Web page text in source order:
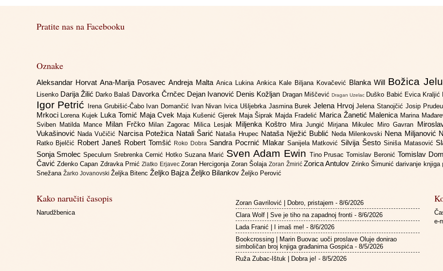
Pratite nas na Facebooku
Oznake
Aleksandar Horvat Ana-Marija Posavec Andreja Malta Anica Lukina Ankica Kale Biljana Kovačević Blanka Will Božica
Lisenko Darija Žilić Darko Balaš Davorka Črnčec Dejan Ivanović Denis Kožljan Dragan MiščevićDragan Uzelac Duško Babić Evica Kraljić
Igor Petrić Irena Grubišić-Čabo Ivan Domančić Ivan Nivan Ivica Ušljebrka Jasmina BurekJelena HrvojJelena Stanojčić Josip
Mrkoci Lorena Kujek Luka Tomić Maja Cvek Maja Kušenić Gjerek Maja Šiprak Majda Fradelić Marica Žanetić Malenica Marina
Sviben Matilda Mance Milan Frčko Milan Zagorac Milica Lesjak Miljenka Koštro Mira Jungić Mirjana Mikulec Miro Gavran
Vukašinović Nada Vučičić Narcisa Potežica Natali Šarić Nataša Hrupec Nataša Nježić Bublić Neda Milenkovski Nena Miljanović
Ratko Bjelčić Robert Janeš Robert Tomšić Roko Dobra Sandra Pocrnić Mlakar Sanijela Matković Silvija Šesto Siniša Matasović
Sonja SmolecSpeculumSrebrenka Cernić Hotko Suzana Marić Sven Adam Ewin Tino PrusacTomislav Beronić Tomislav
Čavić Zdenko Capan Zdravka PrnićZlatko Erjavec Zoran Hercigonja Zoran ŠolajaZoran ŽmirićZorica Antulov Zrinko Šimunićdarivanje knjiga
Snežana Žarko Jovanovski Željka Bitenc Željko BajzaŽeljko Bilankov Željko Perović
Kako naručiti časopis
Narudžbenica
Zoran Gavrilović | Dobro, pristajem - 8/6/2026
Clara Wolf | Sve je tiho na zapadnoj fronti - 8/6/2026
Lada Franić | I imaš me! - 8/6/2026
Bookcrossing | Marin Buovac uoči proslave Oluje donirao
simboličan broj knjiga građanima Gospića- 8/5/2026
Ruža Zubac-Ištuk | Dobra je! - 8/5/2026
e-